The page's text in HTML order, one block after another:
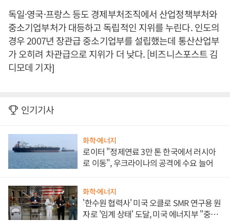
독일·영국·프랑스 등도 경제부처조직에서 산업정책부처와
중소기업부처가 대등하고 독립적인 지위를 누린다. 인도의
경우 2007년 장관급 중소기업부를 설립했는데 통산산업부
가 오히려 차관급으로 지위가 더 낮다. [비즈니스포스트 김
디모데 기자]
인기기사
화학·에너지
로이터 "정제연료 3만 톤 한국에서 러시아
로 이동", 우크라이나의 공격에 수요 늘어
화학·에너지
'한수원 협력사' 미국 오클로 SMR 연구용 원
자로 '임계 상태' 도달, 미국 에너지부 "중요